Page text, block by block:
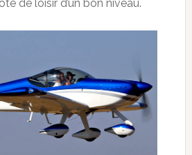
de loisir d’un bon niveau.